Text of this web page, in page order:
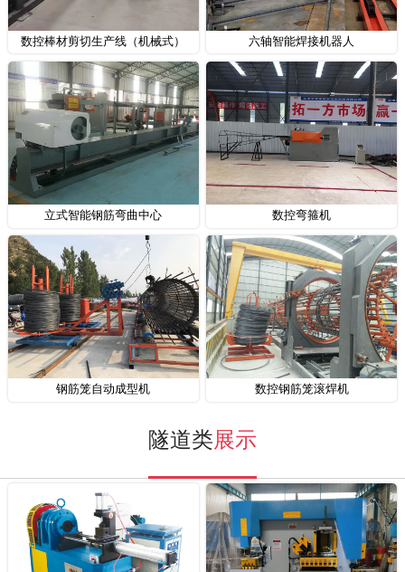
数控棒材剪切生产线（机械式） 六轴智能焊接机器人
立式智能钢筋弯曲中心 数控弯箍机
钢筋笼自动成型机 数控钢筋笼滚焊机
隧道类展示